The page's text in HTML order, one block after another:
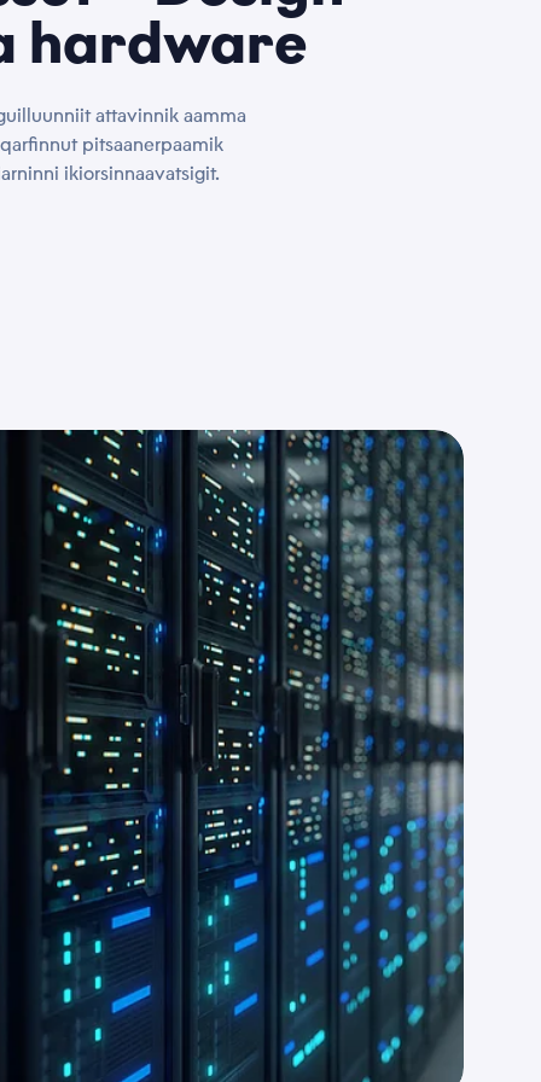
hardware
attavinnik aamma
pitsaanerpaamik
ikiorsinnaavatsigit.
*
*
*
*